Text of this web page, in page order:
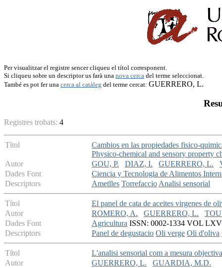
Per visualitzar el registre sencer cliqueu el títol corresponent.
Si cliqueu sobre un descriptor us farà una nova cerca del terme seleccionat.
També es pot fer una cerca al catàleg del terme cercat: GUERRERO, L.
Registres trobats: 4
Títol
Cambios en las propiedades fisico-
Physico-chemical and sensory property
Autor
GOU, P. DIAZ, I. GUERRERO, L.
Dades Font
Ciencia y Tecnologia de Alimentos
Descriptors
Ametlles TorrefaccioAnalisi sensorial
Títol
El panel de cata de aceites virgenes de
Autor
ROMERO, A. GUERRERO, L.
Dades Font
Agricultura ISSN: 0002-1334 VOL
Descriptors
Panel de degustacio Oli verge Oli d'oliva
Títol
L'analisi sensorial com a mesura
Autor
GUERRERO, L.
GUARDIA, M.D.